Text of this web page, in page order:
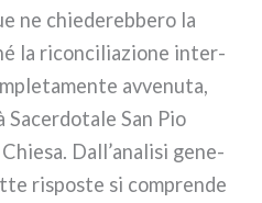
ne chie­de­reb­be­ro la
la ricon­ci­lia­zio­ne inter­
avve­nu­ta,
San Pio
Dall’analisi gene­
rispo­ste si com­pren­de